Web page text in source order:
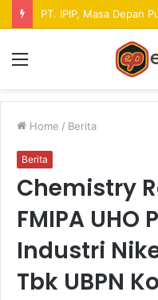
Home / Berita
Berita
Chemistry
FMIPA UHO
Industri
Tbk UBPN